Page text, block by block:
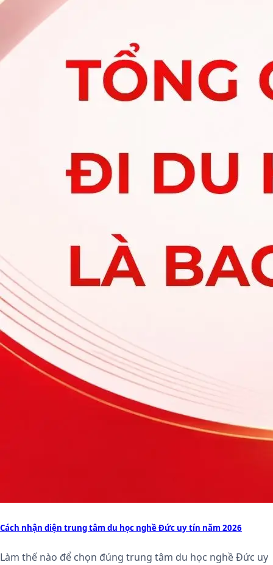
Cách nhận diện trung tâm du học nghề Đức uy tín năm 2026
Làm thế nào để chọn đúng trung tâm du học nghề Đức uy